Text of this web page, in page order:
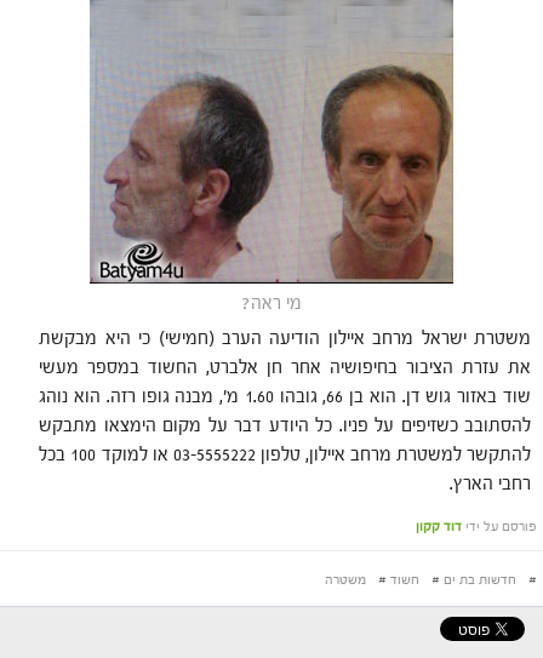
מי ראה?
משטרת ישראל מרחב איילון הודיעה הערב (חמישי) כי היא מבקשת
את עזרת הציבור בחיפושיה אחר חן אלברט, החשוד במספר מעשי
שוד באזור גוש דן. הוא בן 66, גובהו 1.60 מ', מבנה גופו רזה. הוא נוהג
להסתובב כשזיפים על פניו. כל היודע דבר על מקום הימצאו מתבקש
להתקשר למשטרת מרחב איילון, טלפון 03-5555222 או למוקד 100 בכל
רחבי הארץ.
פורסם על ידי דוד קקון
# חדשות בת ים # חשוד # משטרה